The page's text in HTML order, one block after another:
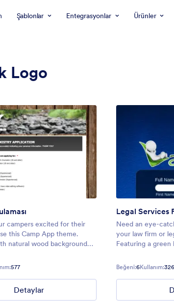
Şablonlar Entegrasyonlar Ürünler
Logo
campers excited for their
this Camp App theme.
natural wood background
your responders ready to
577
Detaylar
Legal Services
Need an eye-
your law firm or
Featuring a
ready-made Legal
prospective cl
Beğeni:6Kullanım:326